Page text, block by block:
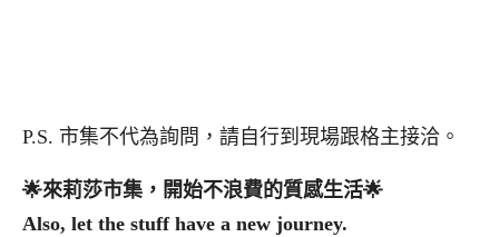
P.S. 市集不代為詢問，請自行到現場跟格主接洽。
🌟來莉莎市集，開始不浪費的質感生活🌟
Also, let the stuff have a new journey.